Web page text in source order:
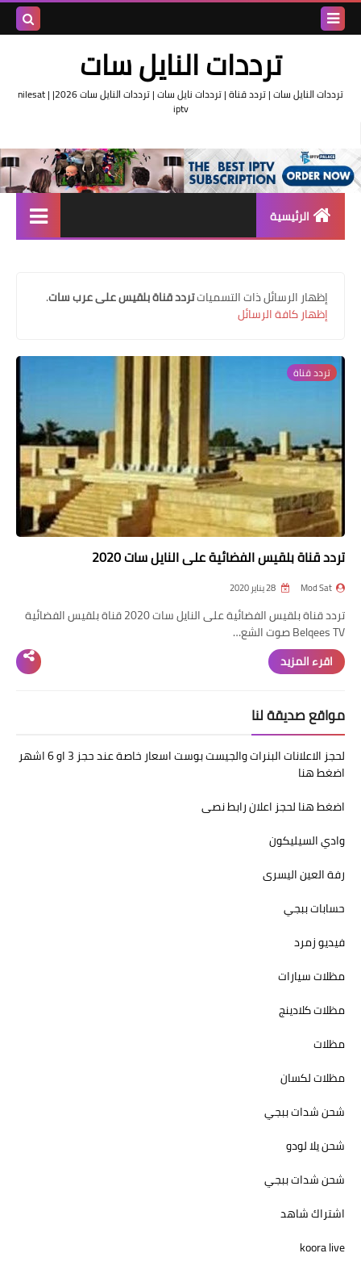
ترددات النايل سات
ترددات النايل سات | تردد قناة | ترددات نايل سات | ترددات النايل سات 2026| nilesat |
iptv
الرئيسية
اقوى ترددات النايل سات
تردد قناة
nilesat
iptv
ترددات النايل سات
ترددات النايل سات
‏إظهار الرسائل ذات التسمياتتردد قناة بلقيس على عرب سات.
إظهار كافة الرسائل
تردد قناة
تردد قناة بلقيس الفضائية على النايل سات 2020
Mod Sat
تردد قناة بلقيس الفضائية على النايل سات 2020 قناة بلقيس الفضائية
Belqees TV صوت الشع…
اقرء المزيد
مواقع صديقة لنا
لحجز الاعلانات البنرات والجيست بوست اسعار خاصة عند حجز 3 او 6 اشهر
اضغط هنا
اضغط هنا لحجز اعلان رابط نصى
وادي السيليكون
رفة العين اليسرى
حسابات ببجي
فيديو زمرد
مظلات سيارات
مظلات كلادينج
مظلات
مظلات لكسان
شحن شدات ببجي
شحن يلا لودو
شحن شدات ببجي
اشتراك شاهد
koora live